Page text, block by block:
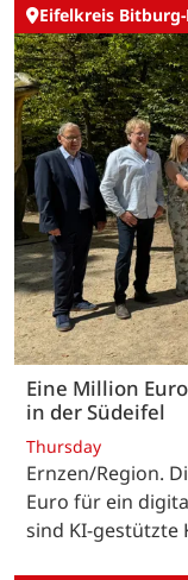
Eifelkreis
Eine Million
in der Südeifel
Thursday
Ernzen/Region.
Euro für ein
sind KI-gestützte